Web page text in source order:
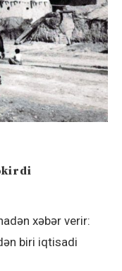
xəbər verir:
biri iqtisadi